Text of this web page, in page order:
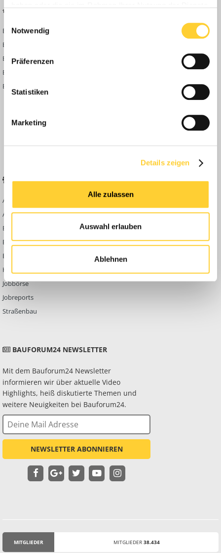
Notwendig
Präferenzen
Statistiken
Marketing
Details zeigen
Alle zulassen
Auswahl erlauben
Ablehnen
Bauforum24 News
Bauforum24 TV
BF24 Mediathek
BF24 Fotostrecken
Bauforum Shop
BELIEBTE FOREN
Abbruch
Ausbildung & Beruf
Bau Allgemein
Baumaschinen
Berg- & Tagebau
Hoch- & Tiefbau
Jobbörse
Jobreports
Straßenbau
KONTAKT
Werben auf
Bauforum24
Kontakt
Impressum
BAUFORUM24 NEWSLETTER
Mit dem Bauforum24 Newsletter
informieren wir über aktuelle Video
Highlights, heiß diskutierte Themen und
weitere Neuigkeiten bei Bauforum24.
NEWSLETTER ABONNIEREN
MITGLIEDER MITGLIEDER 38.434